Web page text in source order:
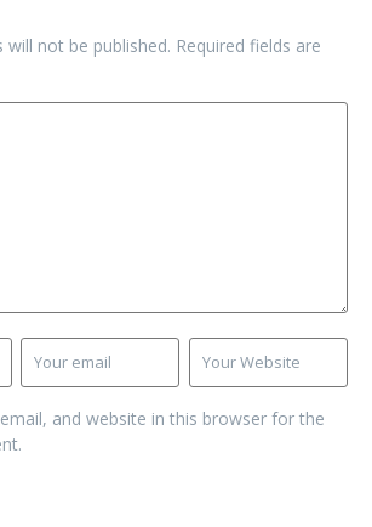
will not be published. Required fields are
and website in this browser for the